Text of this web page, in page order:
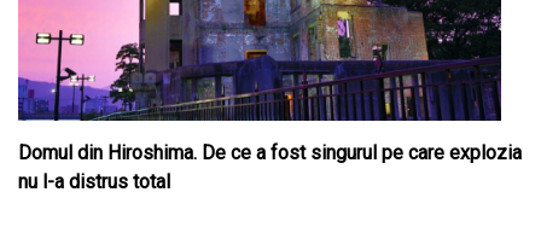
Domul din Hiroshima. De ce a fost singurul pe care explozia
nu l-a distrus total